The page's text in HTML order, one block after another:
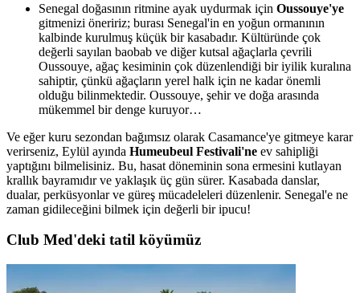
Senegal doğasının ritmine ayak uydurmak için Oussouye'ye
gitmenizi öneririz; burası Senegal'in en yoğun ormanının
kalbinde kurulmuş küçük bir kasabadır. Kültüründe çok
değerli sayılan baobab ve diğer kutsal ağaçlarla çevrili
Oussouye, ağaç kesiminin çok düzenlendiği bir iyilik kuralına
sahiptir, çünkü ağaçların yerel halk için ne kadar önemli
olduğu bilinmektedir. Oussouye, şehir ve doğa arasında
mükemmel bir denge kuruyor…
Ve eğer kuru sezondan bağımsız olarak Casamance'ye gitmeye karar
verirseniz, Eylül ayında Humeubeul Festivali'ne ev sahipliği
yaptığını bilmelisiniz. Bu, hasat döneminin sona ermesini kutlayan
krallık bayramıdır ve yaklaşık üç gün sürer. Kasabada danslar,
dualar, perküsyonlar ve güreş mücadeleleri düzenlenir. Senegal'e ne
zaman gidileceğini bilmek için değerli bir ipucu!
Club Med'deki tatil köyümüz